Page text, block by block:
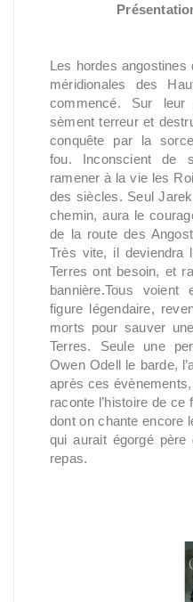
Les hordes
méridionales des
commencé. Sur leur
sèment terreur et
conquête par la
fou. Inconscient de
ramener à la vie les
des siècles. Seul
chemin, aura le
de la route des
Très vite, il deviendra
Terres ont besoin, et
bannière.Tous
figure légendaire,
morts pour sauver
Terres. Seule une
Owen Odell le barde,
après ces
raconte l’histoire de
dont on chante encore
qui aurait égorgé
repas.